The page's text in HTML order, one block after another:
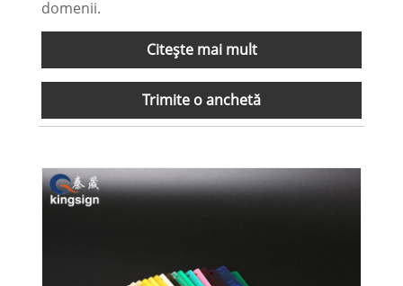
domenii.
Citeşte mai mult
Trimite o anchetă